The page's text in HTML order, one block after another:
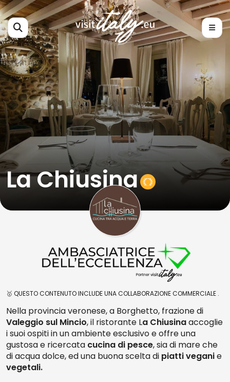
La Chiusina
🥇 QUESTO CONTENUTO INCLUDE UNA COLLABORAZIONE COMMERCIALE .
Nella provincia veronese, a Borghetto, frazione di
Valeggio sul Mincio, il ristorante La Chiusinaaccoglie
i suoi ospiti in un ambiente esclusivo e offre una
gustosa e ricercata cucina di pesce, sia di mare che
di acqua dolce, ed una buona scelta di piatti veganie
vegetali.